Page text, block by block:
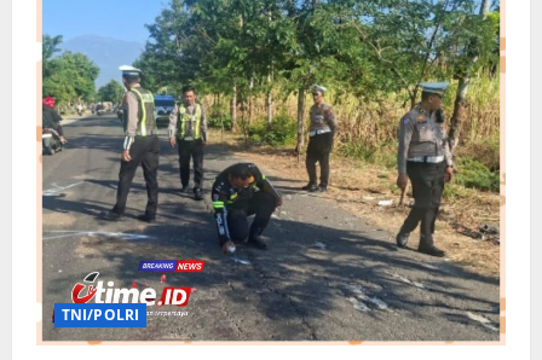
TNI/POLRI